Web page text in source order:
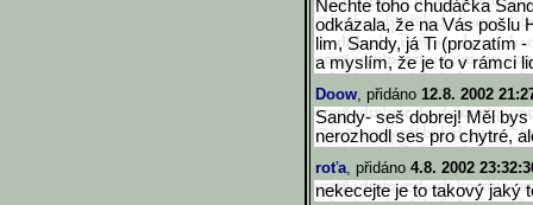
Nechte toho chudáčka
odkázala, že na Vás pošlu
lim, Sandy, já Ti (prozatím
a myslím, že je to v rámci
Doow, přidáno 12.8. 2002
Sandy- seš dobrej! Měl
nerozhodl ses pro chytré,
roťa, přidáno 4.8. 2002
nekecejte je to takový jaký